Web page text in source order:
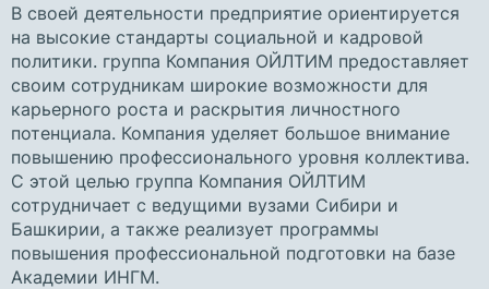
В своей деятельности предприятие ориентируется
на высокие стандарты социальной и кадровой
политики. группа Компания ОЙЛТИМ предоставляет
своим сотрудникам широкие возможности для
карьерного роста и раскрытия личностного
потенциала. Компания уделяет большое внимание
повышению профессионального уровня коллектива.
С этой целью группа Компания ОЙЛТИМ
сотрудничает с ведущими вузами Сибири и
Башкирии, а также реализует программы
повышения профессиональной подготовки на базе
Академии ИНГМ.